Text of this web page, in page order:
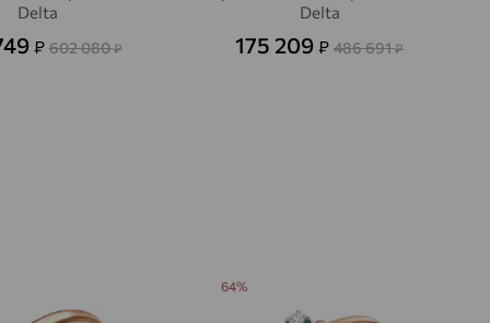
Delta
₽ 602 080₽
Delta
175 209 ₽ 486 691₽
64%